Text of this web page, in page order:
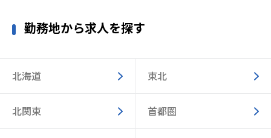
勤務地から求人を探す
北海道 東北
北関東 首都圏